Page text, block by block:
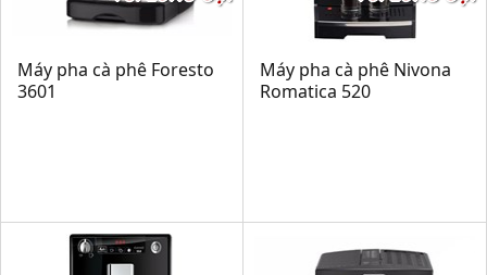
Máy pha cà phê Foresto
3601
Máy pha cà phê Nivona
Romatica 520